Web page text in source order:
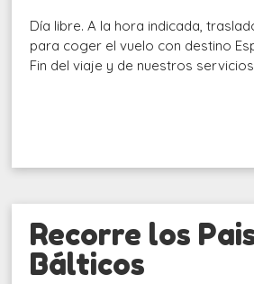
Día libre. A la hora indicada,
para coger el vuelo con destino
Fin del viaje y de nuestros
Recorre los
Bálticos